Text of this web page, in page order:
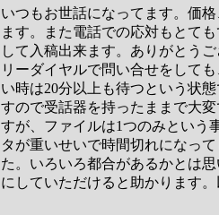
いつもお世話になってます。価
ます。また電話での応対もとて
して入稿出来ます。ありがとう
リーダイヤルで問い合せをして
い時は20分以上も待つという状
すので受話器を持ったままで大
すが、ファイルは1つのみという
タが重いせいで時間切れになっ
た。いろいろ都合があるかとは
にしていただけると助かります。